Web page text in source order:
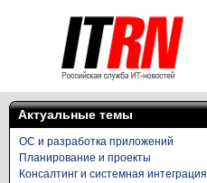
Актуальные темы
ОС и разработка приложений
Планирование и проекты
Консалтинг и системная интеграция